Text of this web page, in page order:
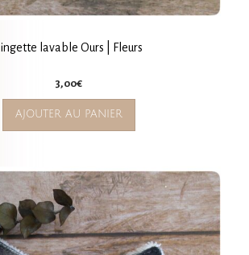
Lingette lavable Ours | Fleurs
3,00€
AJOUTER AU PANIER